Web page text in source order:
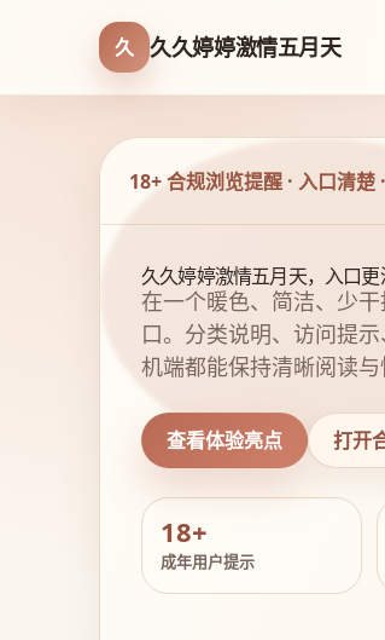
久 久久婷婷激情五月天
18+ 合规浏览提醒 · 入口清楚
久久婷婷激情五月天，入口
在一个暖色、简洁、少
口。分类说明、访问提
机端都能保持清晰阅读与
查看体验亮点 打开
18+
成年用户提示